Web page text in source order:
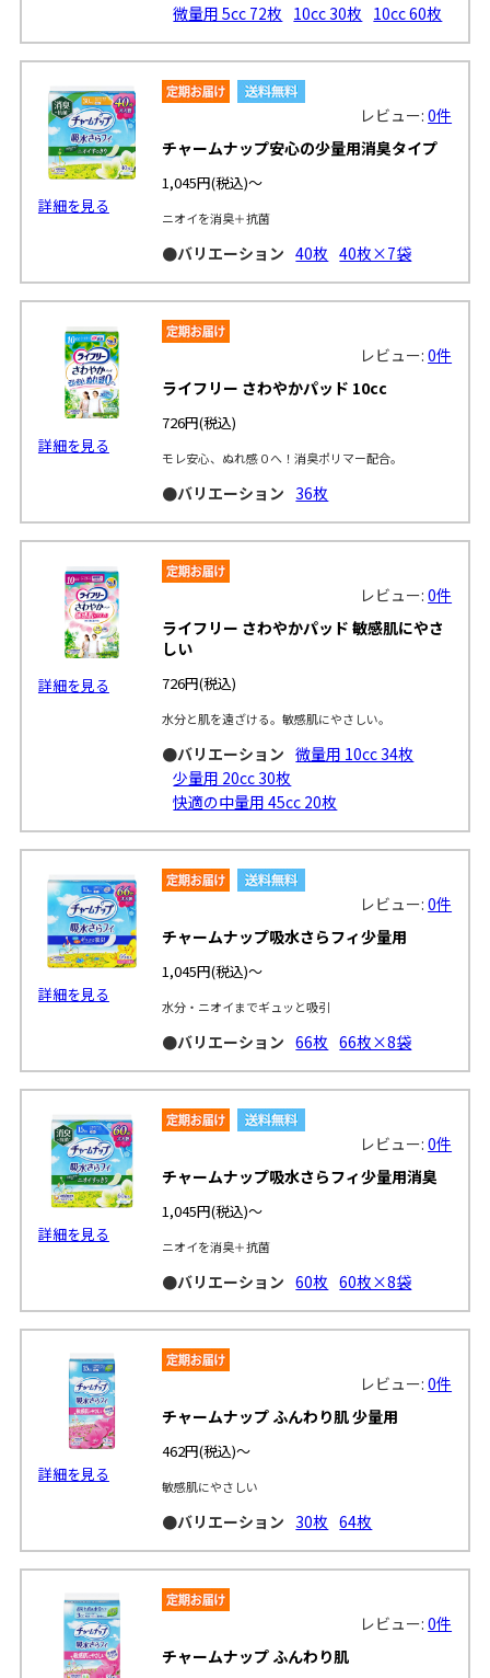
微量用 5cc 72枚 10cc 30枚 10cc 60枚
詳細を見る
レビュー:0件
チャームナップ安心の少量用消臭タイプ
1,045円(税込)～
ニオイを消臭＋抗菌
●バリエーション 40枚 40枚×7袋
詳細を見る
レビュー:0件
ライフリー さわやかパッド 10cc
726円(税込)
モレ安心、ぬれ感０へ！消臭ポリマー配合。
●バリエーション 36枚
詳細を見る
レビュー:0件
ライフリー さわやかパッド 敏感肌にやさ
しい
726円(税込)
水分と肌を遠ざける。敏感肌にやさしい。
●バリエーション 微量用 10cc 34枚
少量用 20cc 30枚
快適の中量用 45cc 20枚
詳細を見る
レビュー:0件
チャームナップ吸水さらフィ少量用
1,045円(税込)～
水分・ニオイまでギュッと吸引
●バリエーション 66枚 66枚×8袋
詳細を見る
レビュー:0件
チャームナップ吸水さらフィ少量用消臭
1,045円(税込)～
ニオイを消臭＋抗菌
●バリエーション 60枚 60枚×8袋
詳細を見る
レビュー:0件
チャームナップ ふんわり肌 少量用
462円(税込)～
敏感肌にやさしい
●バリエーション 30枚 64枚
レビュー:0件
チャームナップ ふんわり肌